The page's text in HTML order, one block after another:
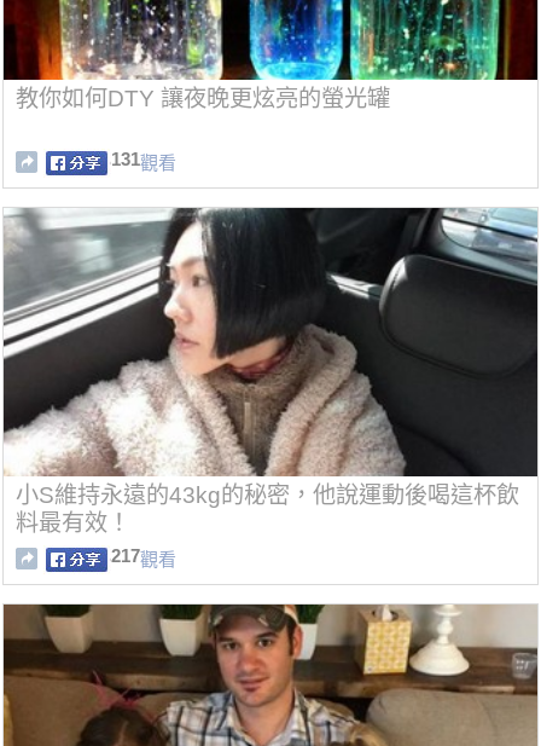
教你如何DTY 讓夜晚更炫亮的螢光罐
131觀看
小S維持永遠的43kg的秘密，他說運動後喝這杯飲
料最有效！
217觀看